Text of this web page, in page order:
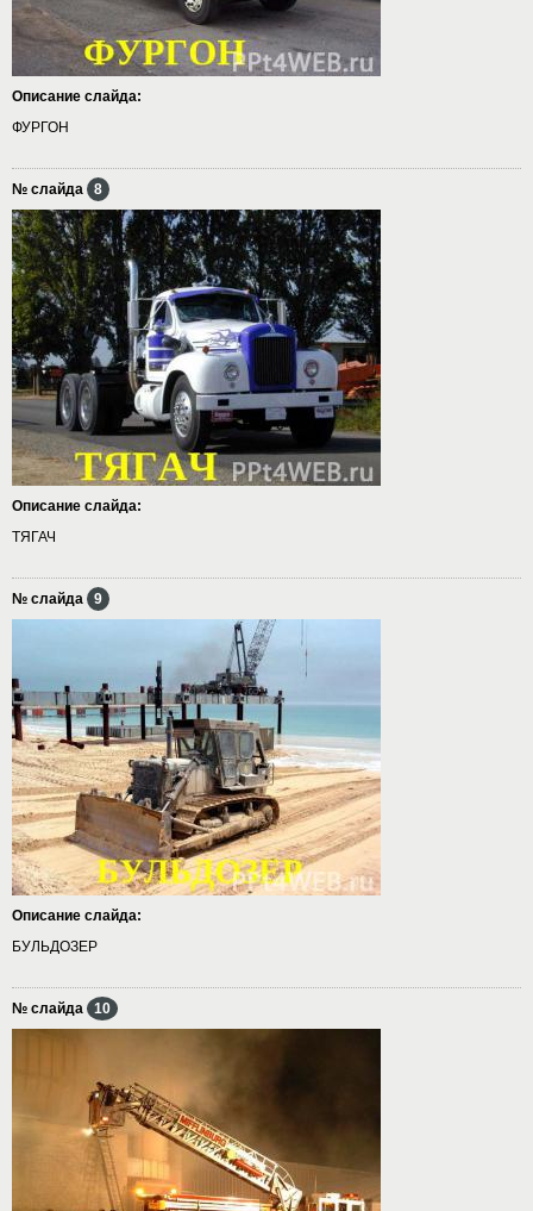
Описание слайда:
ФУРГОН
№ слайда 8
Описание слайда:
ТЯГАЧ
№ слайда 9
Описание слайда:
БУЛЬДОЗЕР
№ слайда 10